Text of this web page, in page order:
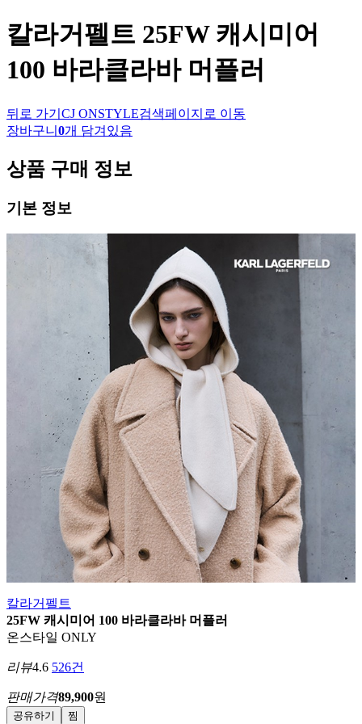
칼라거펠트 25FW 캐시미어
100 바라클라바 머플러
뒤로 가기 CJ ONSTYLE검색페이지로 이동
장바구니 0개 담겨있음
상품 구매 정보
기본 정보
칼라거펠트
25FW 캐시미어 100 바라클라바 머플러
온스타일 ONLY
리뷰4.6 526건
판매가격89,900원
공유하기 찜